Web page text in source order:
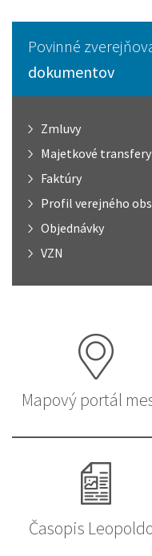
Povinné
dokumentov
Zmluvy
Majetkové transfery
Faktúry
Profil verejného
Objednávky
VZN
Mapový portál
Časopis